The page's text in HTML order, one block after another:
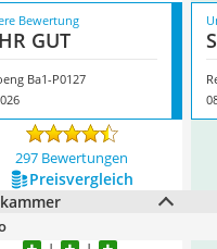
Bewertung
GUT
‎Ba1-P0127
297 Bewertungen
Preis­vergleich